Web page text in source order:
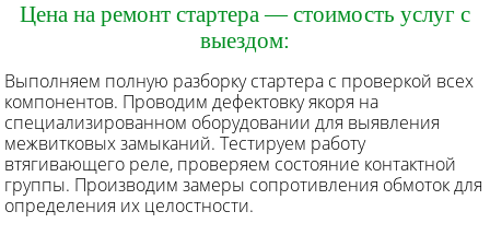
Цена на ремонт стартера — стоимость услуг с
выездом:
Выполняем полную разборку стартера с проверкой всех
компонентов. Проводим дефектовку якоря на
специализированном оборудовании для выявления
межвитковых замыканий. Тестируем работу
втягивающего реле, проверяем состояние контактной
группы. Производим замеры сопротивления обмоток для
определения их целостности.